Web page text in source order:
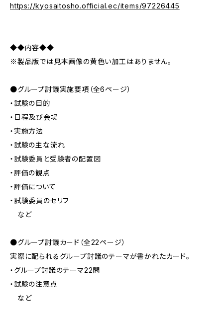
https://kyosaitosho.official.ec/items/97226445
◆◆内容◆◆
※製品版では見本画像の黄色い加工はありません。
●グループ討議実施要項（全6ページ）
・試験の目的
・日程及び会場
・実施方法
・試験の主な流れ
・試験委員と受験者の配置図
・評価の観点
・評価について
・試験委員のセリフ
など
●グループ討議カード（全22ページ）
実際に配られるグループ討議のテーマが書かれたカード。
・グループ討議のテーマ22問
・試験の注意点
など